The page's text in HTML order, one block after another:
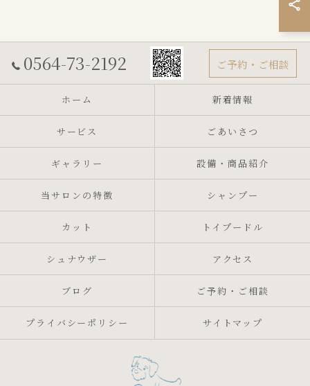
0564-73-2192 ご予約・ご相談
ホーム 新着情報
サービス ごあいさつ
ギャラリー 設備・商品紹介
当サロンの特徴 シャンプー
カット トイプードル
シュナウザー アクセス
ブログ ご予約・ご相談
プライバシーポリシー サイトマップ